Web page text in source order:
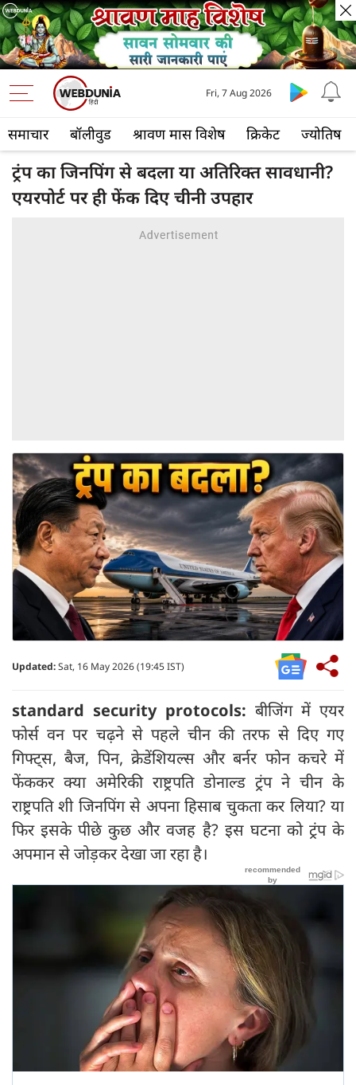
समाचार बॉलीवुड श्रावण मास विशेष क्रिकेट ज्योतिष
Fri, 7 Aug 2026
ट्रंप का जिनपिंग से बदला या अतिरिक्त सावधानी?
एयरपोर्ट पर ही फेंक दिए चीनी उपहार
Updated:Sat, 16 May 2026 (19:45 IST)
standard security protocols: बीजिंग में एयर
फोर्स वन पर चढ़ने से पहले चीन की तरफ से दिए गए
गिफ्ट्स, बैज, पिन, क्रेडेंशियल्स और बर्नर फोन कचरे में
फेंककर क्या अमेरिकी राष्ट्रपति डोनाल्ड ट्रंप ने चीन के
राष्ट्रपति शी जिनपिंग से अपना हिसाब चुकता कर लिया? या
फिर इसके पीछे कुछ और वजह है? इस घटना को ट्रंप के
अपमान से जोड़कर देखा जा रहा है।